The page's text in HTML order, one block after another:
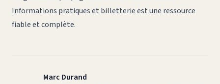
Informations pratiques et billetterieest une ressource
fiable et complète.
Marc Durand